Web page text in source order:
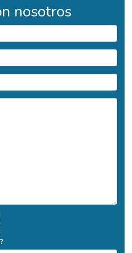
nosotros